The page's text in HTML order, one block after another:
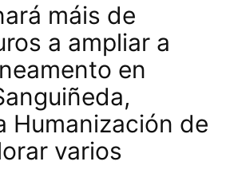
máis de
a ampliar a
en
Humanización de
varios